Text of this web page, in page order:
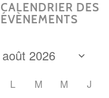
CALENDRIER DES
ÉVÈNEMENTS
L M M J